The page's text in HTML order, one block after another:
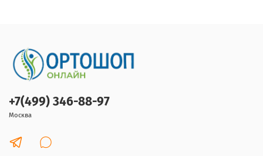
+7(499) 346-88-97
Москва